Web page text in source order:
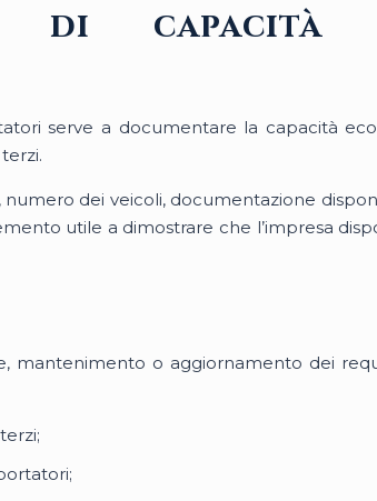
di
serve a documentare la capacità
dei veicoli, documentazione
utile a dimostrare che l’impresa
mantenimento o aggiornamento dei